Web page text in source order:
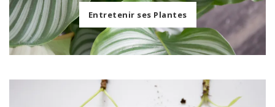
Entretenir ses Plantes